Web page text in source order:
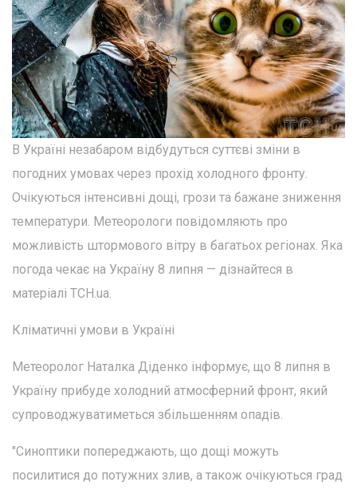
В Україні незабаром відбудуться суттєві зміни в
погодних умовах через прохід холодного фронту.
Очікуються інтенсивні дощі, грози та бажане зниження
температури. Метеорологи повідомляють про
можливість штормового вітру в багатьох регіонах. Яка
погода чекає на Україну 8 липня — дізнайтеся в
матеріалі ТСН.ua.
Кліматичні умови в Україні
Метеоролог Наталка Діденко інформує, що 8 липня в
Україну прибуде холодний атмосферний фронт, який
супроводжуватиметься збільшенням опадів.
"Синоптики попереджають, що дощі можуть
посилитися до потужних злив, а також очікуються град